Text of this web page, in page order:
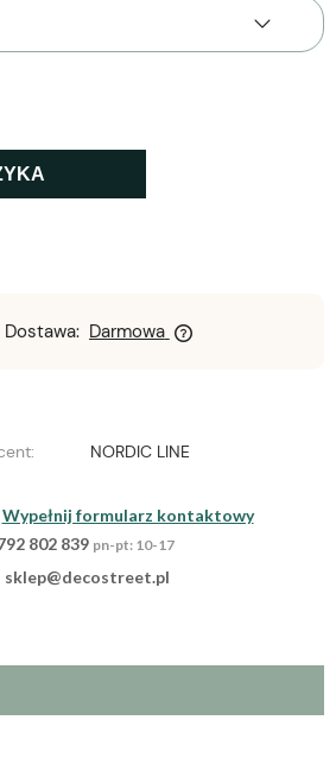
Dostawa: Darmowa
NORDIC LINE
Wypełnij formularz kontaktowy
802 839 pn-pt: 10-17
sklep@decostreet.pl